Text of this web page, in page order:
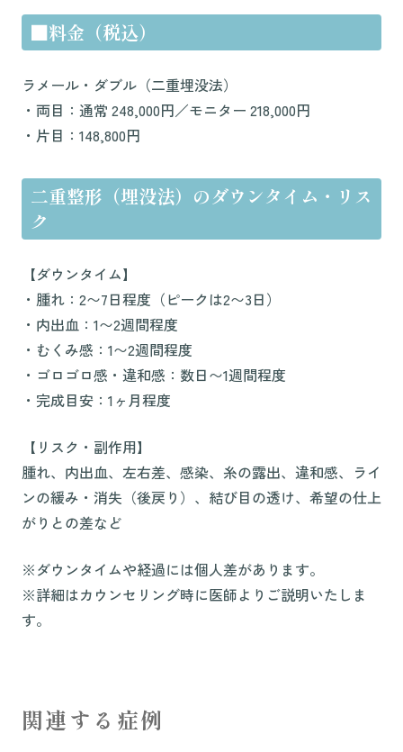
■料金（税込）
ラメール・ダブル（二重埋没法）
・両目：通常 248,000円／モニター 218,000円
・片目：148,800円
二重整形（埋没法）のダウンタイム・リス
ク
【ダウンタイム】
・腫れ：2〜7日程度（ピークは2〜3日）
・内出血：1〜2週間程度
・むくみ感：1〜2週間程度
・ゴロゴロ感・違和感：数日〜1週間程度
・完成目安：1ヶ月程度
【リスク・副作用】
腫れ、内出血、左右差、感染、糸の露出、違和感、ライ
ンの緩み・消失（後戻り）、結び目の透け、希望の仕上
がりとの差など
※ダウンタイムや経過には個人差があります。
※詳細はカウンセリング時に医師よりご説明いたしま
す。
関連する症例